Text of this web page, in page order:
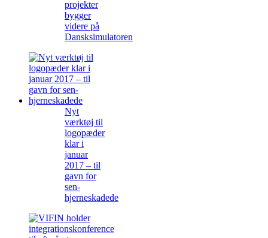
projekter
bygger
videre på
Dansksimulatoren
Nyt
værktøj til
logopæder
klar i
januar
2017 – til
gavn for
sen-
hjerneskadede